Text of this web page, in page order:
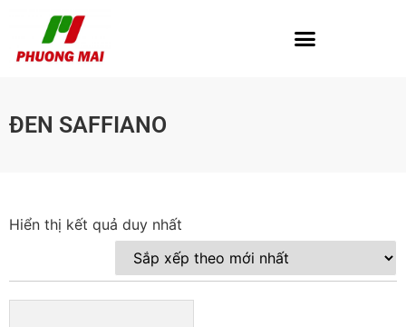
ĐEN SAFFIANO
Hiển thị kết quả duy nhất